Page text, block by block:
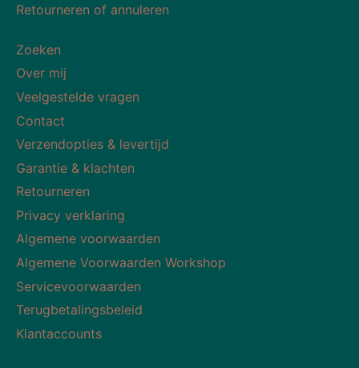
Retourneren of annuleren
Zoeken
Over mij
Veelgestelde vragen
Contact
Verzendopties & levertijd
Garantie & klachten
Retourneren
Privacy verklaring
Algemene voorwaarden
Algemene Voorwaarden Workshop
Servicevoorwaarden
Terugbetalingsbeleid
Klantaccounts